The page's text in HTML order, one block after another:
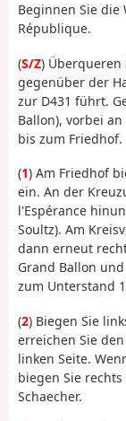
Beginnen Sie die
République.
(S/Z) Überqueren
gegenüber der
zur D431 führt.
Ballon), vorbei
bis zum Friedhof.
(1) Am Friedhof
ein. An der
l'Espérance
Soultz). Am
dann erneut
Grand Ballon
zum Unterstand
(2) Biegen Sie
erreichen Sie
linken Seite.
biegen Sie
Schaecher.